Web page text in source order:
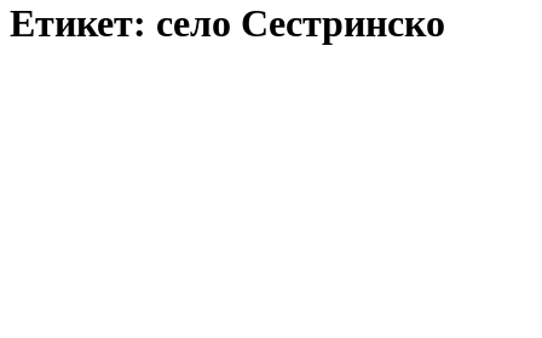
Етикет: село Сестринско